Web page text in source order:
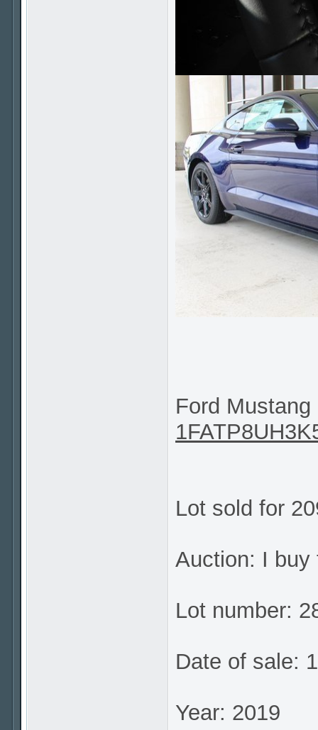
Ford
Lot sold for
Auction: I buy
Lot number:
Date of sale:
Year: 2019